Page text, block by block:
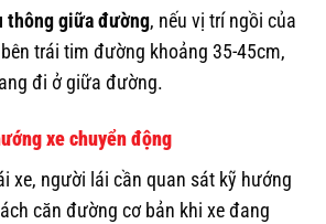
thông giữa đường, nếu vị trí ngồi của
trái tim đường khoảng 35-45cm,
đi ở giữa đường.
xe chuyển động
xe, người lái cần quan sát kỹ hướng
căn đường cơ bản khi xe đang